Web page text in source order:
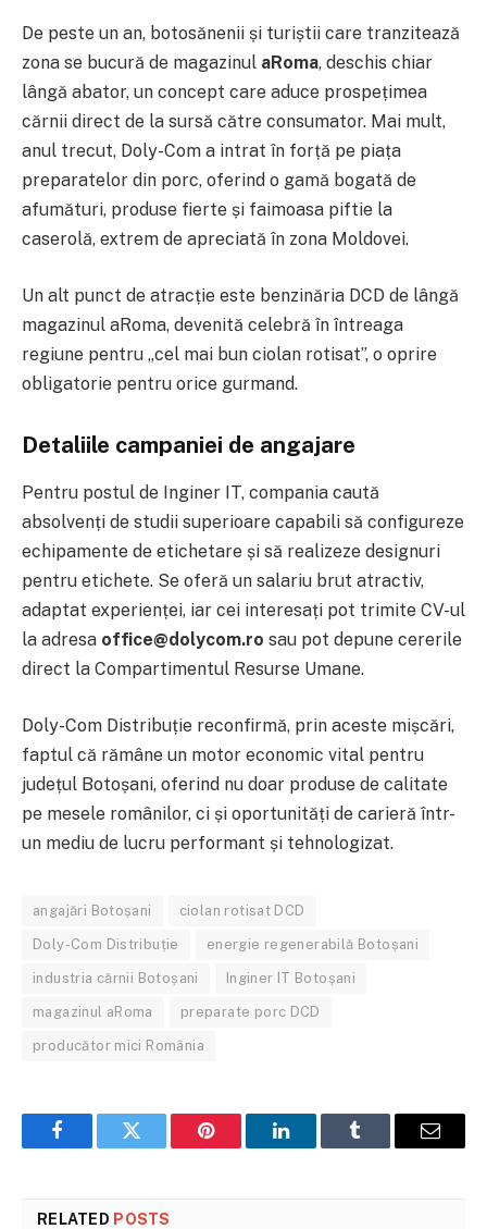
De peste un an, botosănenii și turiștii care tranzitează
zona se bucură de magazinul aRoma, deschis chiar
lângă abator, un concept care aduce prospețimea
cărnii direct de la sursă către consumator. Mai mult,
anul trecut, Doly-Com a intrat în forță pe piața
preparatelor din porc, oferind o gamă bogată de
afumături, produse fierte și faimoasa piftie la
caserolă, extrem de apreciată în zona Moldovei.
Un alt punct de atracție este benzinăria DCD de lângă
magazinul aRoma, devenită celebră în întreaga
regiune pentru „cel mai bun ciolan rotisat”, o oprire
obligatorie pentru orice gurmand.
Detaliile campaniei de angajare
Pentru postul de Inginer IT, compania caută
absolvenți de studii superioare capabili să configureze
echipamente de etichetare și să realizeze designuri
pentru etichete. Se oferă un salariu brut atractiv,
adaptat experienței, iar cei interesați pot trimite CV-ul
la adresa office@dolycom.ro sau pot depune cererile
direct la Compartimentul Resurse Umane.
Doly-Com Distribuție reconfirmă, prin aceste mișcări,
faptul că rămâne un motor economic vital pentru
județul Botoșani, oferind nu doar produse de calitate
pe mesele românilor, ci și oportunități de carieră într-
un mediu de lucru performant și tehnologizat.
angajări Botoșani ciolan rotisat DCD
Doly-Com Distribuție energie regenerabilă Botoșani
industria cărnii Botoșani Inginer IT Botoșani
magazinul aRoma preparate porc DCD
producător mici România
FacebookTwitter Pinterest LinkedInTumblr Email
RELATED POSTS